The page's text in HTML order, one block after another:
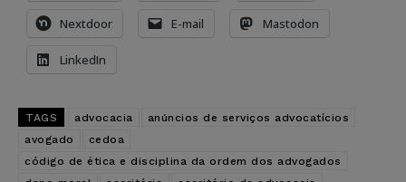
Nextdoor E-mail Mastodon
LinkedIn
TAGS advocacia
anúncios de serviços advocatícios
avogado
cedoa
código de ética e disciplina da ordem dos advogados